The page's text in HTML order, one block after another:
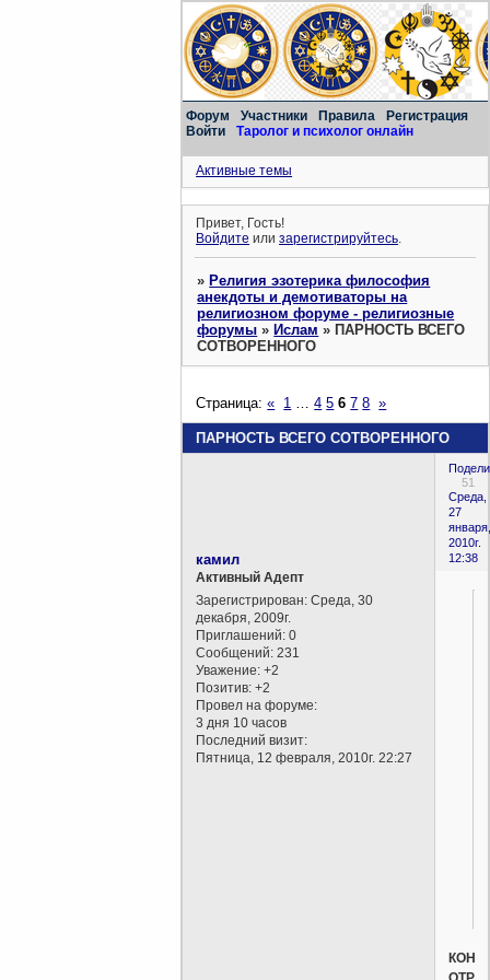
Форум Участники Правила
Регистрация
Войти
Таролог и психолог онлайн
Активные темы
Привет, Гость!
Войдите илизарегистрируйтесь.
»Религия эзотерика философия
анекдоты и демотиваторы на
религиозном форуме - религиозные
форумы »Ислам »ПАРНОСТЬ ВСЕГО
СОТВОРЕННОГО
ПАРНОСТЬ ВСЕГО СОТВОРЕННОГО
Страница:« 1 4 5 6 7 8 »
51
Среда,
27
января,
2010г.
12:38
камил
Активный Адепт
Зарегистрирован: Среда, 30
декабря, 2009г.
Приглашений: 0
Сообщений: 231
Уважение: +2
Позитив: +2
Провел на форуме:
3 дня 10 часов
Последний визит:
Пятница, 12 февраля, 2010г. 22:27